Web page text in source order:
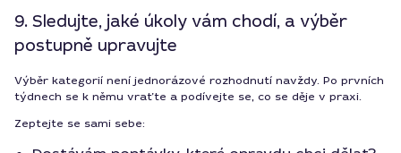
9. Sledujte, jaké úkoly vám chodí, a výběr
postupně upravujte
Výběr kategorií není jednorázové rozhodnutí navždy. Po prvních
týdnech se k němu vraťte a podívejte se, co se děje v praxi.
Zeptejte se sami sebe: